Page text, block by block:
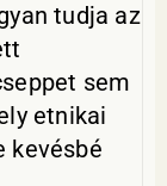
tudja az
sem
etnikai
kevésbé